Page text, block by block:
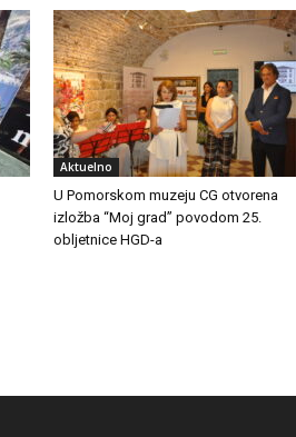
Aktuelno
U Pomorskom muzeju CG otvorena
izložba “Moj grad” povodom 25.
obljetnice HGD-a